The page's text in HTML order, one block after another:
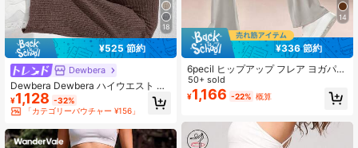
4.94 179K フォロワー
4.94 179K フォロワー
4.94 179K フォロワー
18
¥525 節約
Dewbera
Dewbera Dewbera ハイウエスト シ
ームレス 無地 ヨガレギンス リブ編
み ヨガパンツ シームレスレギンス
ワークアウトレギンス レディース ハ
イウエストレギンス お腹すっきり ブ
ラウンレギンス
¥1,128 -32%
「カテゴリーバウチャー ¥156」
14
¥336 節約
6pecil ヒップアップ フレア ヨガパン
ツ、ハイウエスト 大きなポケット ス
ポーツパンツ
50+ sold
¥1,166 -22% 概算